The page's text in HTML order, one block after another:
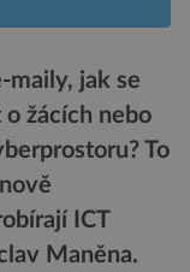
maily, jak se
žácích nebo
To
ICT
Maněna.